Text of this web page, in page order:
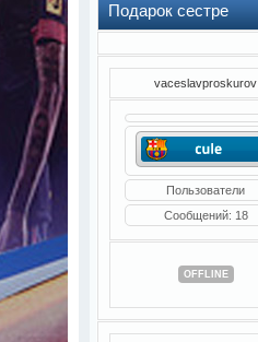
Подарок сестре
vaceslavproskurov
Пользователи
Сообщений: 18
OFFLINE